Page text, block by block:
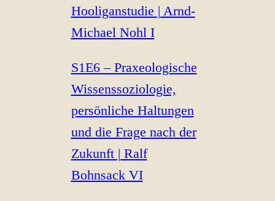
Hooliganstudie | Arnd-
Michael Nohl I
S1E6 – Praxeologische
Wissenssoziologie,
persönliche Haltungen
und die Frage nach der
Zukunft | Ralf
Bohnsack VI